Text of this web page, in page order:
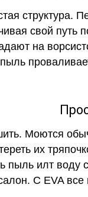
структура.
свой
на
Моются
их
пыль илт воду
С EVA все